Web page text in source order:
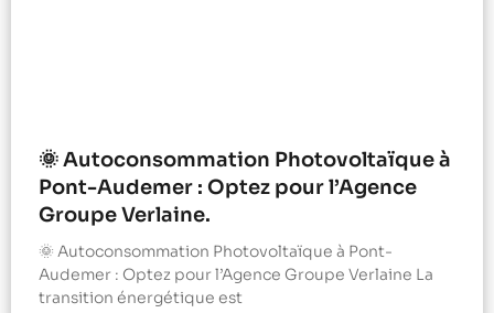
🌞 Autoconsommation Photovoltaïque à
Pont-Audemer : Optez pour l’Agence
Groupe Verlaine.
🌞 Autoconsommation Photovoltaïque à Pont-
Audemer : Optez pour l’Agence Groupe Verlaine La
transition énergétique est